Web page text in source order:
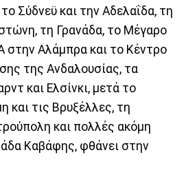
Σύδνεϋ και την Αδελαΐδα, τη
τη Γρανάδα, το Μέγαρο
στην Αλάμπρα και το Κέντρο
της Ανδαλουσίας, τα
και Ελσίνκι, μετά το
και τις Βρυξέλλες, τη
και πολλές ακόμη
Καβάφης, φθάνει στην